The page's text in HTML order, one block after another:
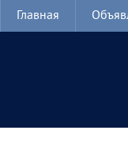
Главная